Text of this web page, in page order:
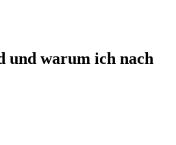
warum ich nach